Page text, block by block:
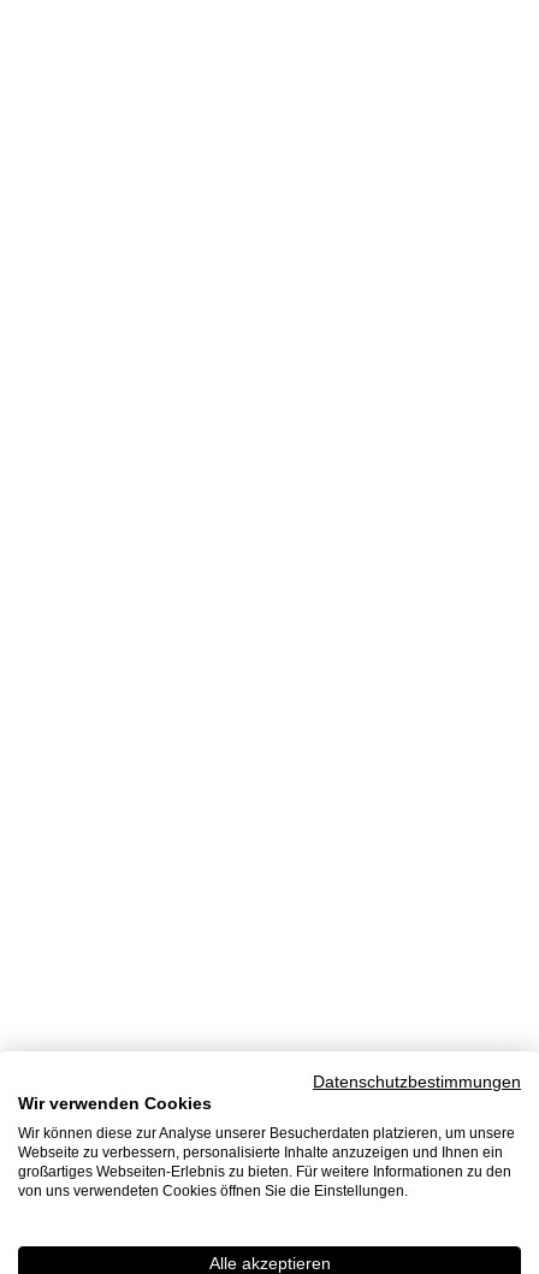
Datenschutzbestimmungen
Wir verwenden Cookies
Wir können diese zur Analyse unserer Besucherdaten platzieren, um unsere
Webseite zu verbessern, personalisierte Inhalte anzuzeigen und Ihnen ein
großartiges Webseiten-Erlebnis zu bieten. Für weitere Informationen zu den
von uns verwendeten Cookies öffnen Sie die Einstellungen.
Alle akzeptieren